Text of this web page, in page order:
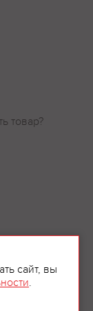
товар?
сайт, вы
.